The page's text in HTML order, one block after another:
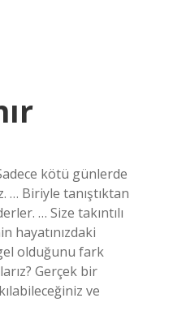
kötü günlerde
… Biriyle tanıştıktan
… Size takıntılı
hayatınızdaki
olduğunu fark
Gerçek bir
ve